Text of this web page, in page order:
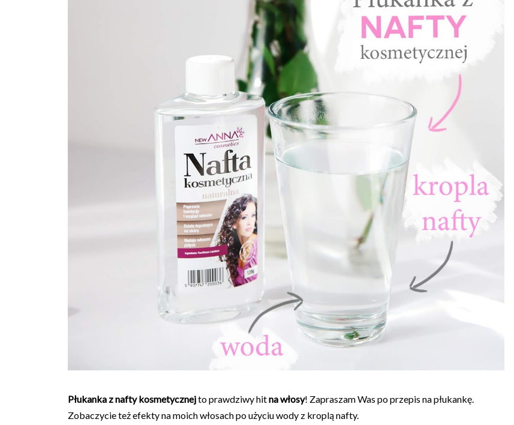
Płukanka z nafty kosmetycznejto prawdziwy hitna włosy! Zapraszam Was po przepis na płukankę.
Zobaczycie też efekty na moich włosach po użyciu wody z kroplą nafty.